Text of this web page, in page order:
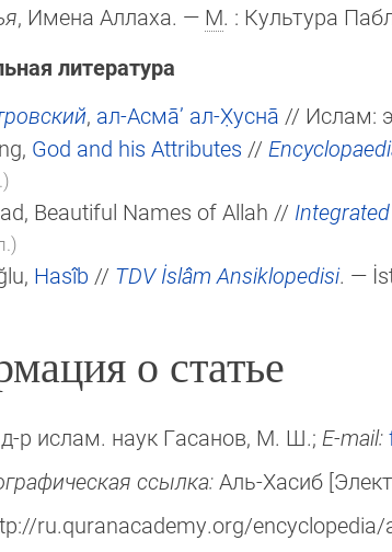
, Имена Аллаха. — М. : Культура
литература
, ал-Асма̄’ ал-Х̣усна̄ // Ислам:
God and his Attributes //
Beautiful Names of Allah //
Hasîb // TDV İslâm Ansiklopedisi. —
о статье
р ислам. наук Гасанов, М. Ш.; E-mail:
ссылка:Аль-Хасиб
ru.quranacademy.org/encyclopedia/